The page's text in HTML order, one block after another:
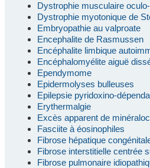
Dystrophie musculaire
Dystrophie myotonique de
Embryopathie au valproate
Encephalite de Rasmussen
Encéphalite limbique
Encéphalomyélite aiguë
Ependymome
Epidermolyses bulleuses
Epilepsie pyridoxino-
Erythermalgie
Excès apparent de
Fasciite à éosinophiles
Fibrose hépatique
Fibrose interstitielle centrée
Fibrose pulmonaire